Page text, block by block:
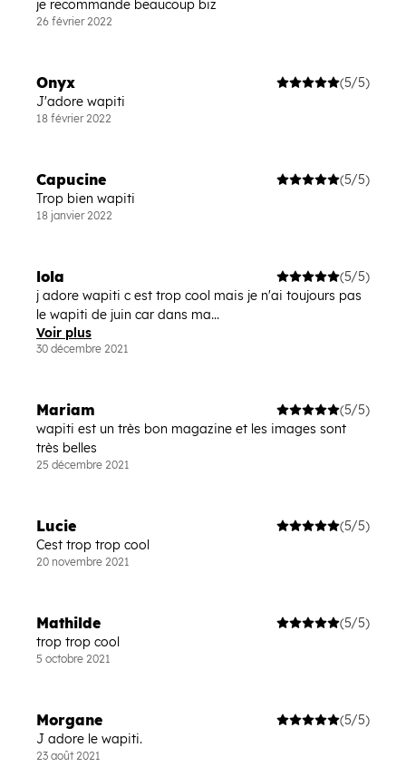
je recommande beaucoup biz
26 février 2022
Onyx
(5/5)
J'adore wapiti
18 février 2022
Capucine
(5/5)
Trop bien wapiti
18 janvier 2022
lola
(5/5)
j adore wapiti c est trop cool mais je n'ai toujours pas
le wapiti de juin car dans ma...
Voir plus
30 décembre 2021
Mariam
(5/5)
wapiti est un très bon magazine et les images sont
très belles
25 décembre 2021
Lucie
(5/5)
Cest trop trop cool
20 novembre 2021
Mathilde
(5/5)
trop trop cool
5 octobre 2021
Morgane
(5/5)
J adore le wapiti.
23 août 2021